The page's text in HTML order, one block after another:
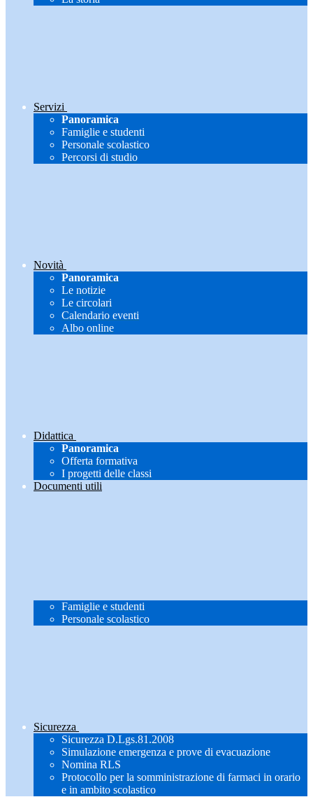
Servizi
Panoramica
Famiglie e studenti
Personale scolastico
Percorsi di studio
Novità
Panoramica
Le notizie
Le circolari
Calendario eventi
Albo online
Didattica
Panoramica
Offerta formativa
I progetti delle classi
Documenti utili
Famiglie e studenti
Personale scolastico
Sicurezza
Sicurezza D.Lgs.81.2008
Simulazione emergenza e prove di evacuazione
Nomina RLS
Protocollo per la somministrazione di farmaci in orario
e in ambito scolastico